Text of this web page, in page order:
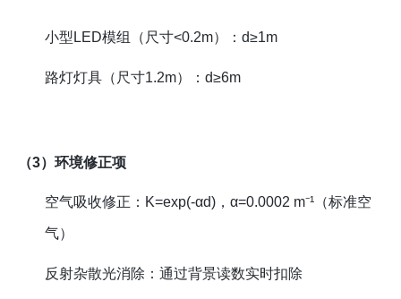
小型LED模组（尺寸<0.2m）：d≥1m
路灯灯具（尺寸1.2m）：d≥6m
（3）环境修正项
空气吸收修正：K=exp(-αd)，α=0.0002 m⁻¹（标准空
气）
反射杂散光消除：通过背景读数实时扣除